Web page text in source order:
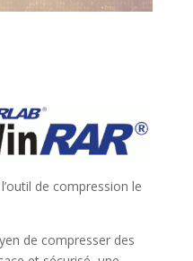
de compression le
de compresser des